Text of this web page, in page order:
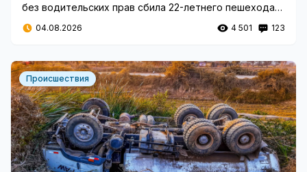
без водительских прав сбила 22-летнего пешехода
на парковке и покинула место происшествия. Узнайте
подробности.
04.08.2026 4 501 123
Происшествия